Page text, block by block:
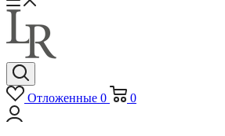
Отложенные 0 0